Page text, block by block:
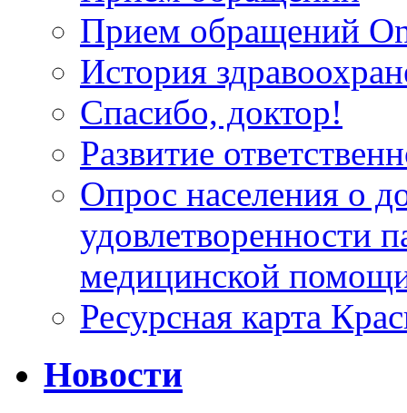
Прием обращений
История
Спасибо, доктор!
Развитие
Опрос населения о
удовлетворенности
медицинской
Ресурсная карта
Новости